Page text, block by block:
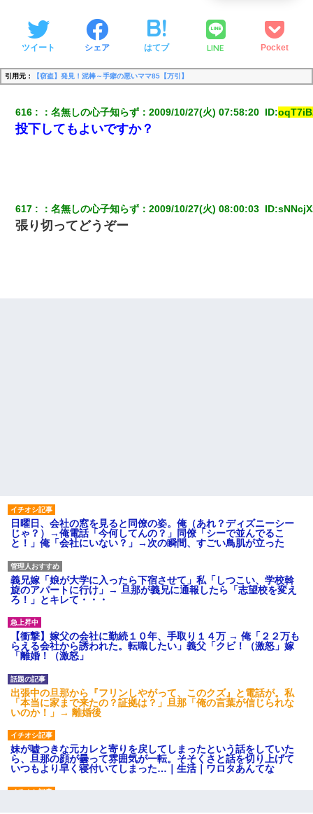
ツイート シェア はてブ LINE Pocket
引用元： 【窃盗】発見！泥棒～手癖の悪いママ85【万引】
616 ：名無しの心子知らず ：2009/10/27(火) 07:58:20 ID:
投下してもよいですか？
617 ：名無しの心子知らず ：2009/10/27(火) 08:00:03 ID:
張り切ってどうぞー
日曜日、会社の窓を見ると同僚の姿。俺（あれ？ディズニーシー
じゃ？）→俺電話「今何してんの？」同僚「シーで並んでるこ
と！」俺「会社にいない？」→次の瞬間、すごい鳥肌が立った
義兄嫁「娘が大学に入ったら下宿させて」私「しつこい、学校斡
旋のアパートに行け」→ 旦那が義兄に通報したら「志望校を変え
ろ！」とキレて・・・
【衝撃】嫁父の会社に勤続１０年、手取り１４万 → 俺「２２万も
らえる会社から誘われた。転職したい」義父「クビ！（激怒」嫁
「離婚！（激怒」
出張中の旦那から『フリンしやがって、このクズ』と電話が。私
「本当に家まで来たの？証拠は？」旦那「俺の言葉が信じられな
いのか！」→ 離婚後
妹が嘘つきな元カレと寄りを戻してしまったという話をしていた
ら、旦那の顔が曇って雰囲気が一転。そそくさと話を切り上げて
いつもより早く寝付いてしまった…｜生活｜ワロタあんてな